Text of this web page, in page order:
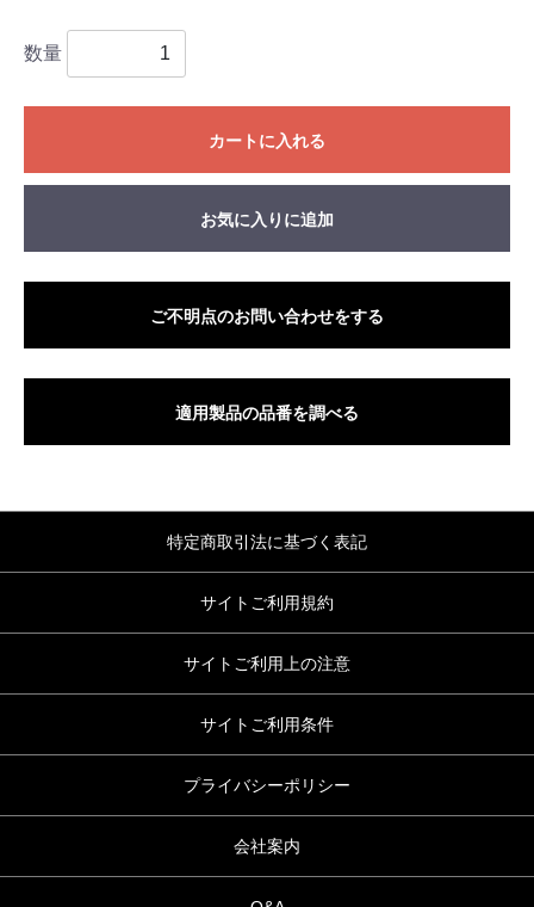
数量
カートに入れる
お気に入りに追加
ご不明点のお問い合わせをする
適用製品の品番を調べる
特定商取引法に基づく表記
サイトご利用規約
サイトご利用上の注意
サイトご利用条件
プライバシーポリシー
会社案内